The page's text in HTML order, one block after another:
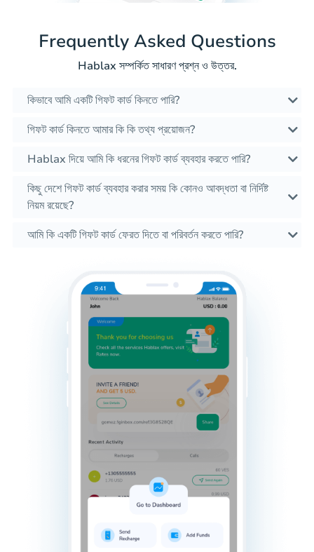
Frequently Asked Questions
Hablax সম্পর্কিত সাধারণ প্রশ্ন ও উত্তর.
কিভাবে আমি একটি গিফট কার্ড কিনতে পারি?
গিফট কার্ড কিনতে আমার কি কি তথ্য প্রয়োজন?
Hablax দিয়ে আমি কি ধরনের গিফট কার্ড ব্যবহার করতে পারি?
কিছু দেশে গিফট কার্ড ব্যবহার করার সময় কি কোনও আবদ্ধতা বা নির্দিষ্ট
নিয়ম রয়েছে?
আমি কি একটি গিফট কার্ড ফেরত দিতে বা পরিবর্তন করতে পারি?